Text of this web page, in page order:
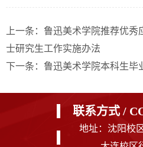
上一条： 鲁迅美术学院推荐优秀
士研究生工作实施办法
下一条： 鲁迅美术学院本科生毕
联系方式 /
地址：沈阳校